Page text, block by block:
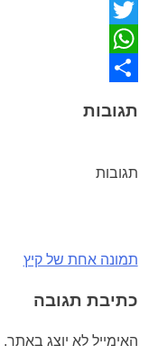
Facebook
Twitter
WhatsApp
תגובות
תגובות
ניווט
תמונה אחת של קיץ
כתיבת תגובה
האימייל לא יוצג באתר.